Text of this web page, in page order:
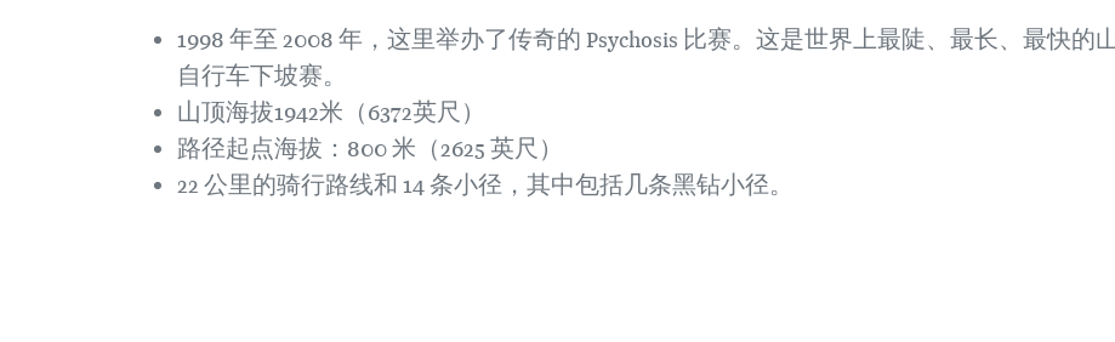
1998 年至 2008 年，这里举办了传奇的 Psychosis 比赛。这是世界上最陡、最长、最快的
自行车下坡赛。
山顶海拔1942米（6372英尺）
路径起点海拔：800 米（2625 英尺）
22 公里的骑行路线和 14 条小径，其中包括几条黑钻小径。